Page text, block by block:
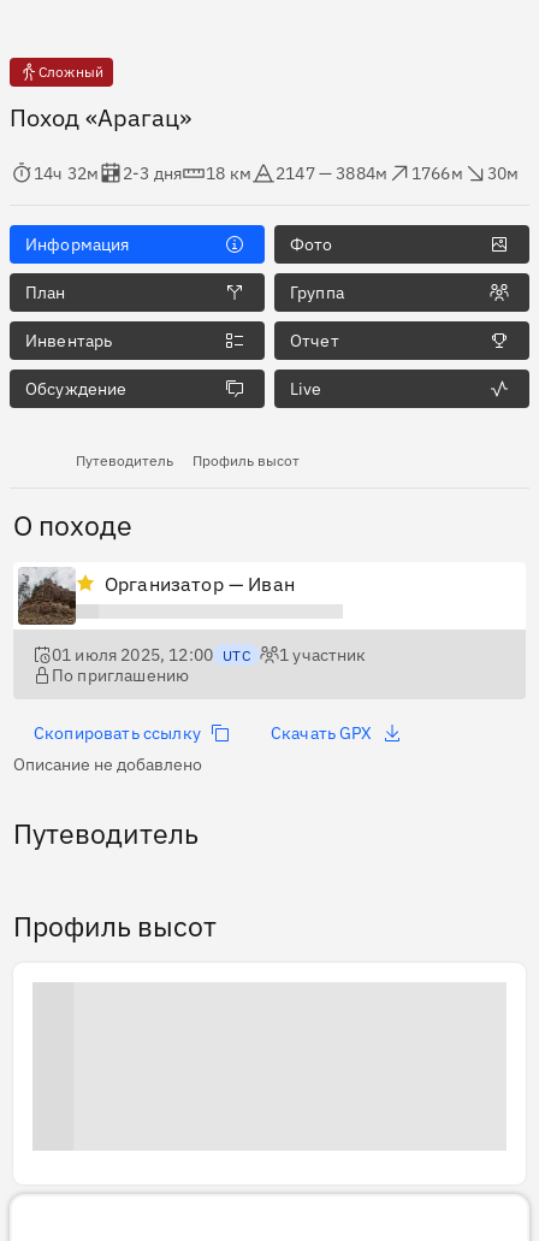
Сложный
Поход «Арагац»
в пути
14ч 32м
Оценка в днях
2-3 дня
Дистанция
18 км
Абсолютная высота
2147 — 3884м
1766м
30м
Информация Фото
План Группа
Инвентарь Отчет
Обсуждение Live
Путеводитель Профиль высот
О походе
Организатор — Иван
01 июля 2025, 12:00 UTC 1участник
По приглашению
Скопировать ссылку
Скачать GPX
Описание не добавлено
Путеводитель
Профиль высот